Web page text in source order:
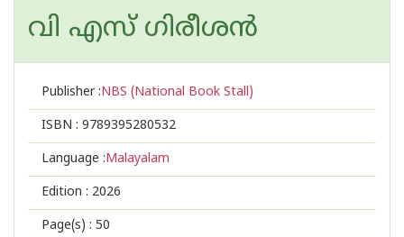
വി എസ് ഗിരീശൻ
Publisher :NBS (National Book Stall)
ISBN : 9789395280532
Language :Malayalam
Edition : 2026
Page(s) : 50